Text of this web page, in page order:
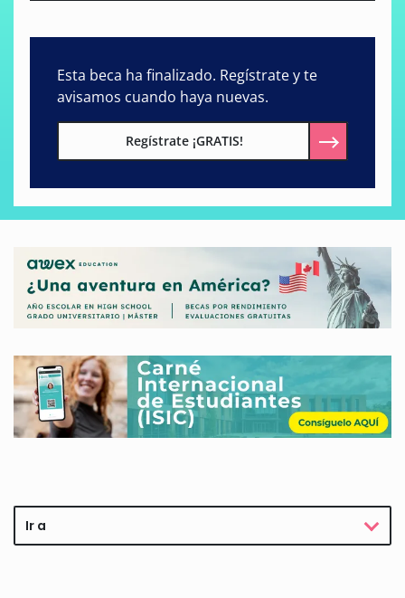
Esta beca ha finalizado. Regístrate y te
avisamos cuando haya nuevas.
Regístrate ¡GRATIS!
Ir a